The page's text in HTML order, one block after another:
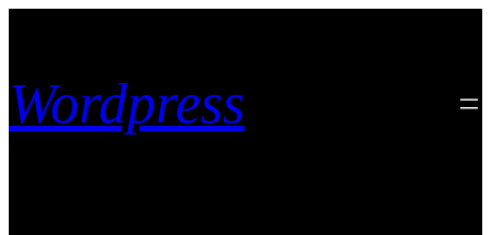
content
Wordpress